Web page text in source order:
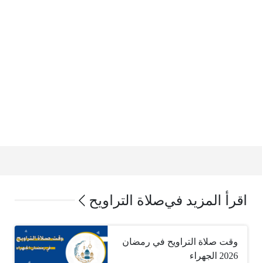
اقرأ المزيد فيصلاة التراويح
وقت صلاة التراويح في رمضان
2026 الجهراء